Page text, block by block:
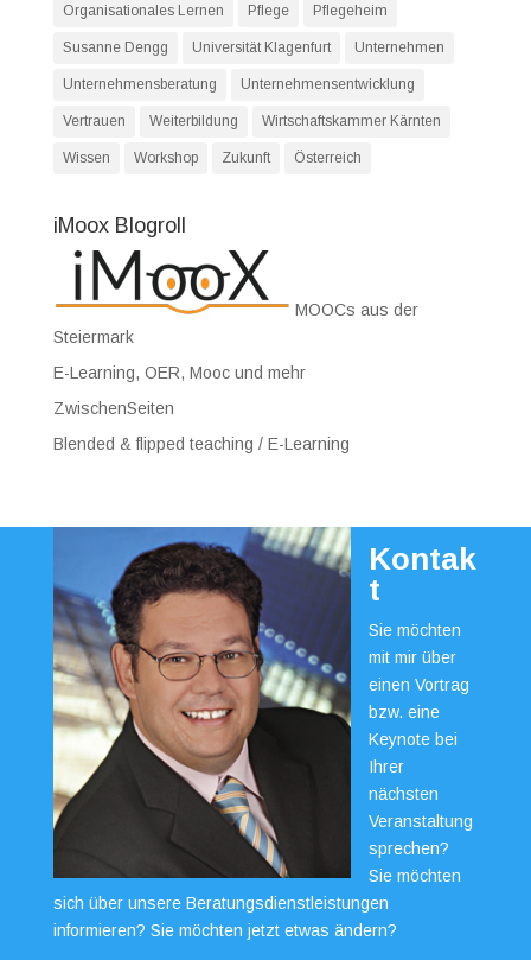
Organisationales Lernen Pflege Pflegeheim
Susanne Dengg Universität Klagenfurt Unternehmen
Unternehmensberatung Unternehmensentwicklung
Vertrauen Weiterbildung Wirtschaftskammer Kärnten
Wissen Workshop Zukunft Österreich
iMoox Blogroll
MOOCs aus der
Steiermark
E-Learning, OER, Mooc und mehr
ZwischenSeiten
Blended & flipped teaching / E-Learning
Kontak
t
Sie möchten
mit mir über
einen Vortrag
bzw. eine
Keynote bei
Ihrer
nächsten
Veranstaltung
sprechen?
Sie möchten
sich über unsere Beratungsdienstleistungen
informieren? Sie möchten jetzt etwas ändern?